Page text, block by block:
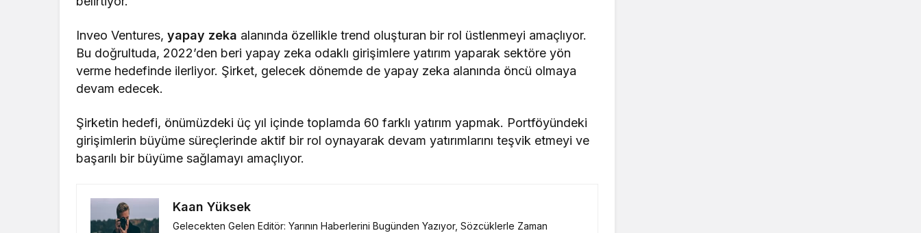
Inveo Ventures,yapay zeka alanında özellikle trend oluşturan bir rol üstlenmeyi amaçlıyor.
Bu doğrultuda, 2022’den beri yapay zeka odaklı girişimlere yatırım yaparak sektöre yön
verme hedefinde ilerliyor. Şirket, gelecek dönemde de yapay zeka alanında öncü olmaya
devam edecek.
Şirketin hedefi, önümüzdeki üç yıl içinde toplamda 60 farklı yatırım yapmak. Portföyündeki
girişimlerin büyüme süreçlerinde aktif bir rol oynayarak devam yatırımlarını teşvik etmeyi ve
başarılı bir büyüme sağlamayı amaçlıyor.
Kaan Yüksek
Gelecekten Gelen Editör: Yarının Haberlerini Bugünden Yazıyor, Sözcüklerle Zaman